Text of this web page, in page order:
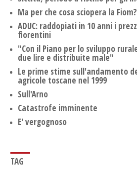
Ma per che cosa sciopera la Fiom?
ADUC: raddopiati in 10 anni i
fiorentini
"Con il Piano per lo sviluppo
due lire e distribuite male"
Le prime stime sull'andamento
agricole toscane nel 1999
Sull'Arno
Catastrofe imminente
E' vergognoso
TAG